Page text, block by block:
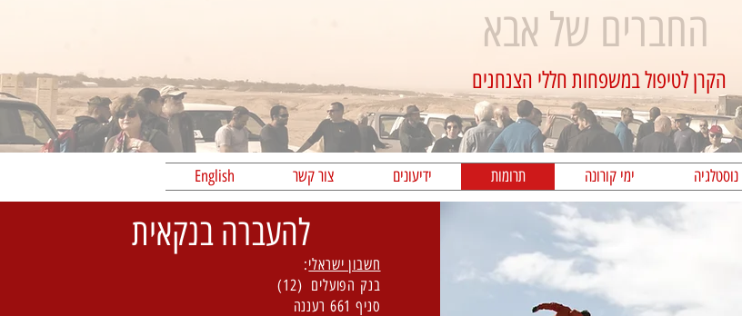
נוסטלגיה ימי קורונה תרומות ידיעונים צור קשר English
להעברה בנקאית
חשבון ישראלי:
בנק הפועלים (12)
סניף 661 רעננה
החברים של אבא
הקרן לטיפול במשפחות חללי הצנחנים